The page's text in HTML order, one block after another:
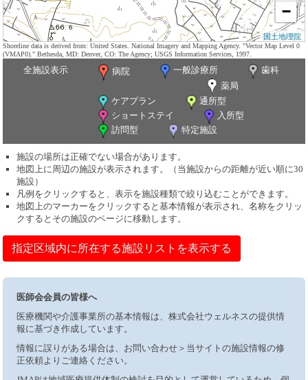
−
国土地理院
Shoreline data is derived from: United States. National Imagery and Mapping Agency. "Vector Map Level 0
(VMAP0)." Bethesda, MD: Denver, CO: The Agency; USGS Information Services, 1997.
全施設表示 病院 一般診療所
歯科
薬局
ケアプラン
通所型
ショートステイ
入所型
訪問型
特定施設
施設の場所は正確でない場合があります。
地図上に周辺の施設が表示されます。（当施設からの距離が近い順に30
施設）
凡例をクリックすると、表示を施設種類で絞り込むことができます。
地図上のマーカーをクリックすると基本情報が表示され、名称をクリッ
クするとその施設のページに移動します。
指定区域内に所在する施設リストを表示する
医師会会員の皆様へ
医療機関や介護事業所の基本情報は、株式会社ウェルネスの提供情
報に基づき作成しています。
情報に誤りがある場合は、お問い合わせ＞当サイトの施設情報の修
正依頼よりご連絡ください。